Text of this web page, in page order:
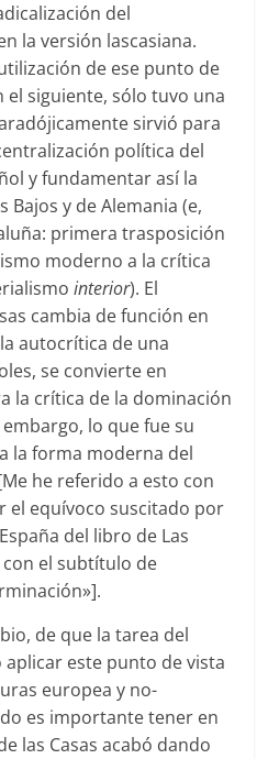
del
la versión lascasiana.
de ese punto de
el siguiente, sólo tuvo una
sirvió para
política del
y fundamentar así la
Bajos y de Alemania (e,
primera trasposición
moderno a la crítica
interior). El
cambia de función en
autocrítica de una
se convierte en
la crítica de la dominación
lo que fue su
la forma moderna del
he referido a esto con
el equívoco suscitado por
del libro de Las
con el subtítulo de
de que la tarea del
aplicar este punto de vista
europea y no-
es importante tener en
las Casas acabó dando